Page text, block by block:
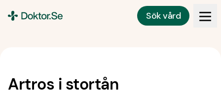
Sök vård
Artros i stortån